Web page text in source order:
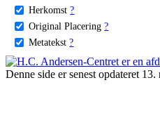
Herkomst ?
Original Placering ?
Metatekst ?
Denne side er senest opdateret